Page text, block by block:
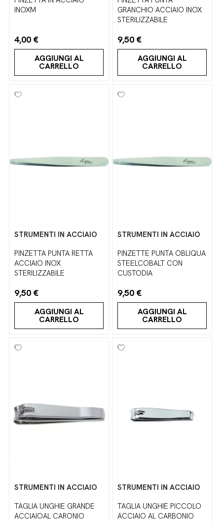
INOXM
4,00 €
AGGIUNGI AL
CARRELLO
GRANCHIO ACCIAIO INOX
STERILIZZABILE
9,50 €
AGGIUNGI AL
CARRELLO
STRUMENTI IN ACCIAIO
PINZETTA PUNTA RETTA
ACCIAIO INOX
STERILIZZABILE
9,50 €
AGGIUNGI AL
CARRELLO
STRUMENTI IN ACCIAIO
PINZETTE PUNTA OBLIQUA
STEELCOBALT CON
CUSTODIA
9,50 €
AGGIUNGI AL
CARRELLO
STRUMENTI IN ACCIAIO
TAGLIA UNGHIE GRANDE
ACCIAIOAL CARONIO
STRUMENTI IN ACCIAIO
TAGLIA UNGHIE PICCOLO
ACCIAIO AL CARBONIO